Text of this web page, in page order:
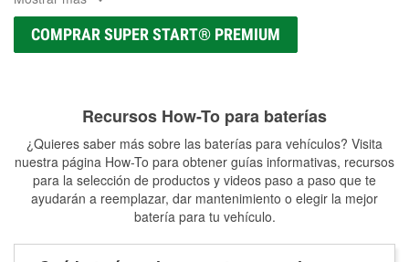
COMPRAR SUPER START® PREMIUM
Recursos How-To para baterías
¿Quieres saber más sobre las baterías para vehículos? Visita
nuestra página How-To para obtener guías informativas, recursos
para la selección de productos y videos paso a paso que te
ayudarán a reemplazar, dar mantenimiento o elegir la mejor
batería para tu vehículo.